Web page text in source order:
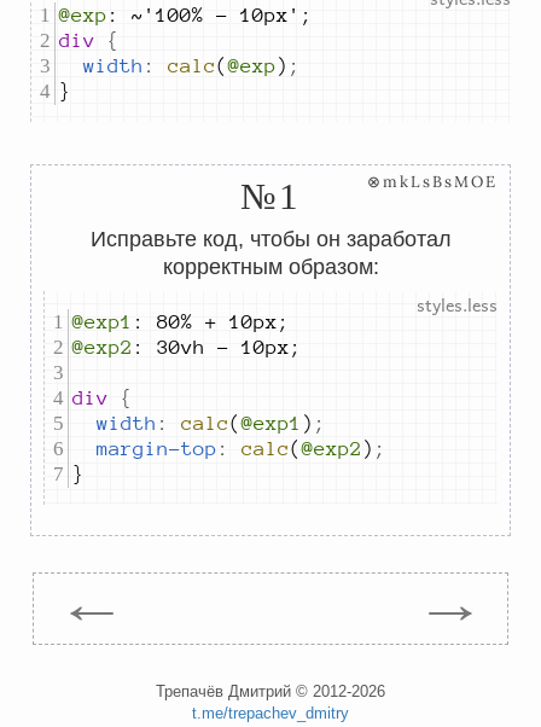
@exp
div {
width : calc(@exp) ;
}
№1 ⊗mkLsBsMOE
Исправьте код, чтобы он заработал
корректным образом:
@exp1
@exp2
div {
width : calc(@exp1 ) ;
margin-top : calc(@exp2 ) ;
}
← →
Трепачёв Дмитрий © 2012-2026
t.me/trepachev_dmitry